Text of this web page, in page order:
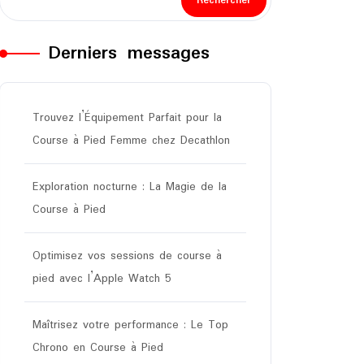
Derniers messages
Trouvez l’Équipement Parfait pour la
Course à Pied Femme chez Decathlon
Exploration nocturne : La Magie de la
Course à Pied
Optimisez vos sessions de course à
pied avec l’Apple Watch 5
Maîtrisez votre performance : Le Top
Chrono en Course à Pied